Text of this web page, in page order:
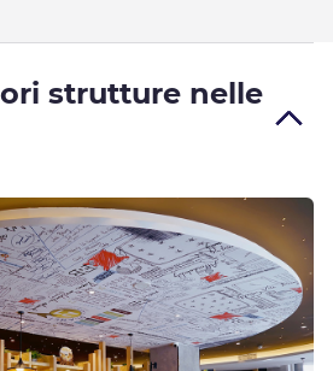
strutture nelle